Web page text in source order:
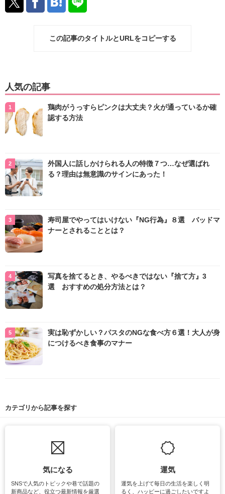
この記事のタイトルとURLをコピーする
人気の記事
鶏肉がうっすらピンクは大丈夫？火が通っているか確
認する方法
外国人に話しかけられる人の特徴７つ…なぜ選ばれ
る？理由は無意識のサインにあった！
寿司屋でやってはいけない『NG行為』８選 バッドマ
ナーとされることとは？
写真を捨てるとき、やるべきではない『捨て方』3
選 おすすめの処分方法とは？
実は恥ずかしい？パスタのNGな食べ方６選！大人が身
につけるべき食事のマナー
カテゴリから記事を探す
気になる
SNSで人気のトピックや巷で話題の
新商品など、役立つ最新情報を厳選
運気
運気を上げて毎日の生活を楽しく明
るく、ハッピーに過ごしたいですよ